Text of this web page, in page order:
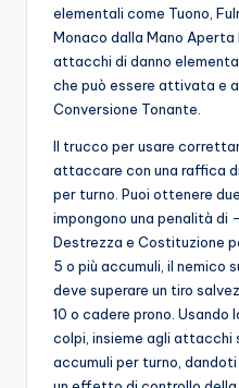
elementali come Tuono,
Monaco dalla Mano Aperta
attacchi di danno
che può essere attivata e
Conversione Tonante.
Il trucco per usare
attaccare con una raffica
per turno. Puoi ottenere
impongono una penalità di
Destrezza e Costituzione
5 o più accumuli, il nemico
deve superare un tiro
10 o cadere prono. Usando
colpi, insieme agli attacchi
accumuli per turno,